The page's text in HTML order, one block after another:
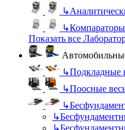
↳
↳
Показать все
↳Подкладные
↳Поосные
↳
↳
↳